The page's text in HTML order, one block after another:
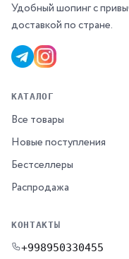
Удобный шопинг с
доставкой по стране.
КАТАЛОГ
Все товары
Новые поступления
Бестселлеры
Распродажа
КОНТАКТЫ
+998950330455